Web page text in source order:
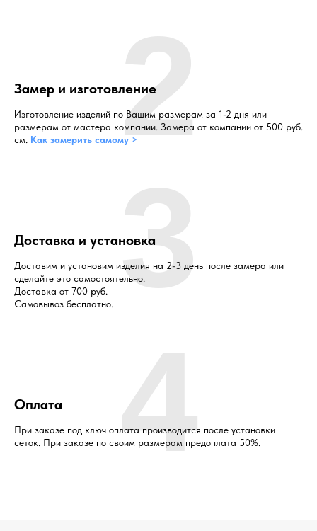
Замер и изготовление
Изготовление изделий по Вашим размерам за 1-2 дня или
размерам от мастера компании. Замера от компании от 500 руб.
см. Как замерить самому >2
Доставка и установка
Доставим и установим изделия на 2-3 день после замера или
сделайте это самостоятельно.
Доставка от 700 руб.
Самовывоз бесплатно. 3
Оплата
При заказе под ключ оплата производится после установки
сеток. При заказе по своим размерам предоплата 50%.
4